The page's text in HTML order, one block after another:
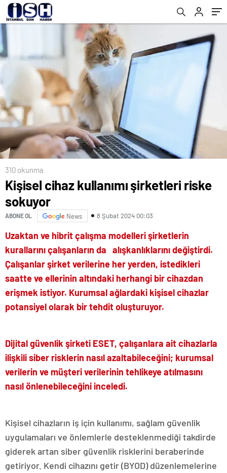
310 okunma
Kişisel cihaz kullanımı şirketleri riske
sokuyor
ABONE OL News 8 Şubat 2024 00:03
Uzaktan ve hibrit çalışma modelleri şirketlerin
kurallarını çalışanların da alışkanlıklarını değiştirdi.
Çalışanlar şirket verilerine her yerden, istedikleri
saatte ve ellerinin altındaki herhangi bir cihazdan
erişmek istiyor. Kurumsal ağlardaki kişisel cihazlar
potansiyel olarak bir tehdit oluşturuyor.
Dijital güvenlik şirketi ESET, çalışanlara ait cihazlarla
ilişkili siber risklerin nasıl azaltabileceğini; kurumsal
verilerin ve müşteri verilerinin tehlikeye atılmasını
nasıl önlenebileceğini inceledi.
Kişisel cihazların iş için kullanımı, sağlam güvenlik
uygulamaları ve önlemlerle desteklenmediği takdirde
giderek artan siber güvenlik risklerini beraberinde
getiriyor. Kendi cihazını getir (BYOD) düzenlemelerine